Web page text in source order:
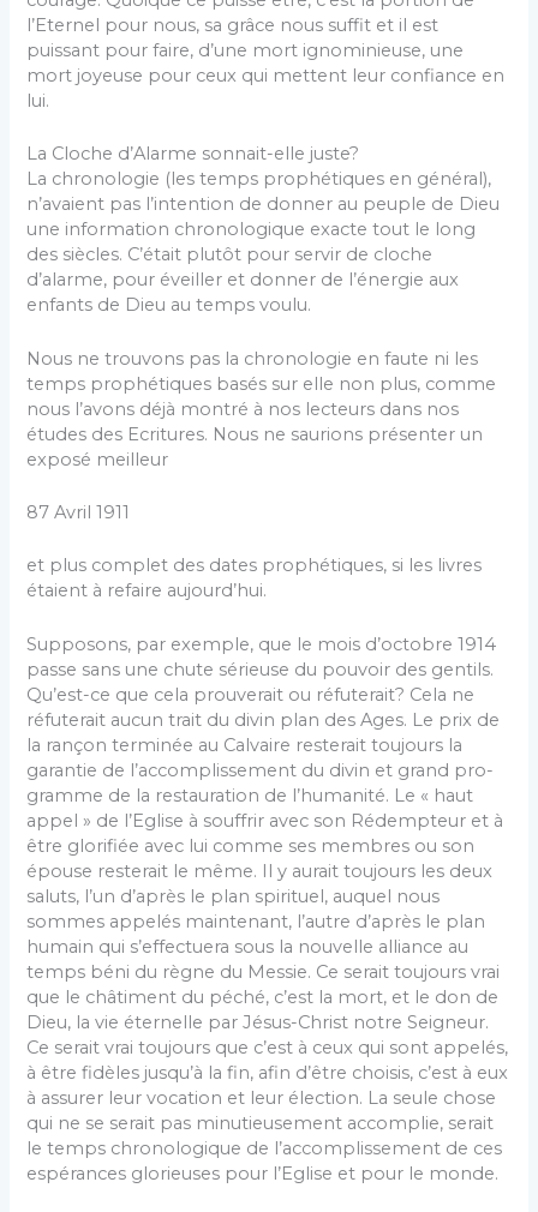
l’Eternel pour nous, sa grâce nous suffit et il est
puissant pour faire, d’une mort ignominieuse, une
mort joyeuse pour ceux qui mettent leur confiance en
lui.
La Cloche d’Alarme sonnait-elle juste?
La chronologie (les temps prophétiques en général),
n’avaient pas l’intention de donner au peuple de Dieu
une information chronologique exacte tout le long
des siècles. C’était plutôt pour servir de cloche
d’alarme, pour éveiller et donner de l’énergie aux
enfants de Dieu au temps voulu.
Nous ne trouvons pas la chronologie en faute ni les
temps prophétiques basés sur elle non plus, comme
nous l’avons déjà montré à nos lecteurs dans nos
études des Ecritures. Nous ne saurions présenter un
exposé meilleur
87 Avril 1911
et plus complet des dates prophétiques, si les livres
étaient à refaire aujourd’hui.
Supposons, par exemple, que le mois d’octobre 1914
passe sans une chute sérieuse du pouvoir des gentils.
Qu’est-ce que cela prouverait ou réfuterait? Cela ne
réfuterait aucun trait du divin plan des Ages. Le prix de
la rançon terminée au Calvaire resterait toujours la
garantie de l’accomplissement du divin et grand pro­
gramme de la restauration de l’humanité. Le « haut
appel » de l’Eglise à souffrir avec son Rédempteur et à
être glorifiée avec lui comme ses membres ou son
épouse resterait le même. Il y aurait toujours les deux
saluts, l’un d’après le plan spirituel, auquel nous
sommes appelés maintenant, l’autre d’après le plan
humain qui s’effec­tuera sous la nouvelle alliance au
temps béni du règne du Messie. Ce serait toujours vrai
que le châtiment du péché, c’est la mort, et le don de
Dieu, la vie éternelle par Jésus-Christ notre Seigneur.
Ce serait vrai toujours que c’est à ceux qui sont appelés,
à être fidèles jusqu’à la fin, afin d’être choisis, c’est à eux
à assurer leur vocation et leur élection. La seule chose
qui ne se serait pas minutieusement accomplie, serait
le temps chronologique de l’accomplissement de ces
espérances glorieuses pour l’Eglise et pour le monde.